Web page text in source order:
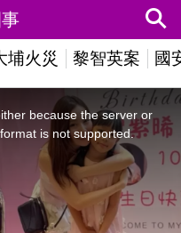
埔火災 黎智英案 國
because the server or
is not supported.